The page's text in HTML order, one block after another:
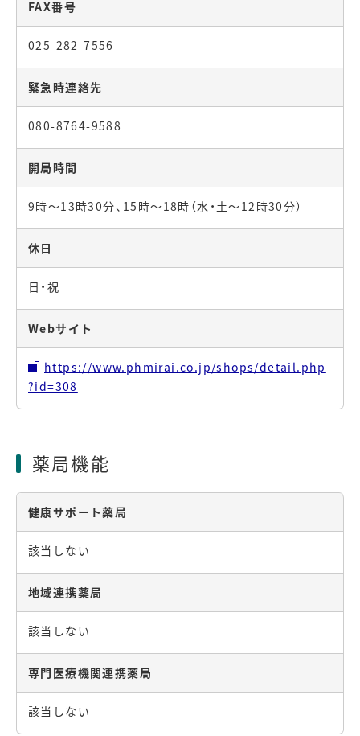
FAX番号
025-282-7556
緊急時連絡先
080-8764-9588
開局時間
9時～13時30分、15時～18時（水・土～12時30分）
休日
日・祝
Webサイト
https://www.phmirai.co.jp/shops/detail.php
?id=308
薬局機能
健康サポート薬局
該当しない
地域連携薬局
該当しない
専門医療機関連携薬局
該当しない